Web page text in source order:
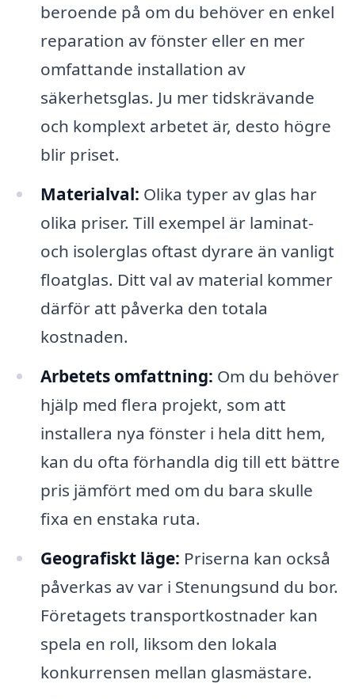
beroende på om du behöver en enkel
reparation av fönster eller en mer
omfattande installation av
säkerhetsglas. Ju mer tidskrävande
och komplext arbetet är, desto högre
blir priset.
Materialval: Olika typer av glas har
olika priser. Till exempel är laminat-
och isolerglas oftast dyrare än vanligt
floatglas. Ditt val av material kommer
därför att påverka den totala
kostnaden.
Arbetets omfattning: Om du behöver
hjälp med flera projekt, som att
installera nya fönster i hela ditt hem,
kan du ofta förhandla dig till ett bättre
pris jämfört med om du bara skulle
fixa en enstaka ruta.
Geografiskt läge: Priserna kan också
påverkas av var i Stenungsund du bor.
Företagets transportkostnader kan
spela en roll, liksom den lokala
konkurrensen mellan glasmästare.